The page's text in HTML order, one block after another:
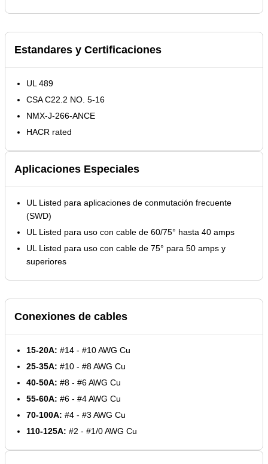
Estandares y Certificaciones
UL 489
CSA C22.2 NO. 5-16
NMX-J-266-ANCE
HACR rated
Aplicaciones Especiales
UL Listed para aplicaciones de conmutación frecuente
(SWD)
UL Listed para uso con cable de 60/75° hasta 40 amps
UL Listed para uso con cable de 75° para 50 amps y
superiores
Conexiones de cables
15-20A: #14 - #10 AWG Cu
25-35A: #10 - #8 AWG Cu
40-50A: #8 - #6 AWG Cu
55-60A: #6 - #4 AWG Cu
70-100A: #4 - #3 AWG Cu
110-125A: #2 - #1/0 AWG Cu